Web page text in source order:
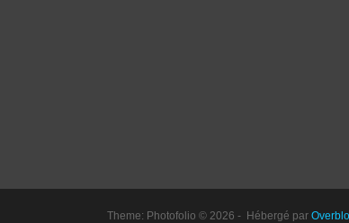
Theme: Photofolio © 2026 - Hébergé par